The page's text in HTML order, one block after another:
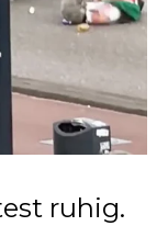
ruhig.